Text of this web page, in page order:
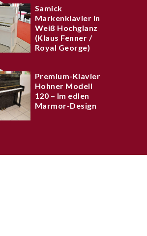
Samick
Markenklavier in
Weiß Hochglanz
(Klaus Fenner /
Royal George)
Premium-Klavier
Hohner Modell
120 – Im edlen
Marmor-Design